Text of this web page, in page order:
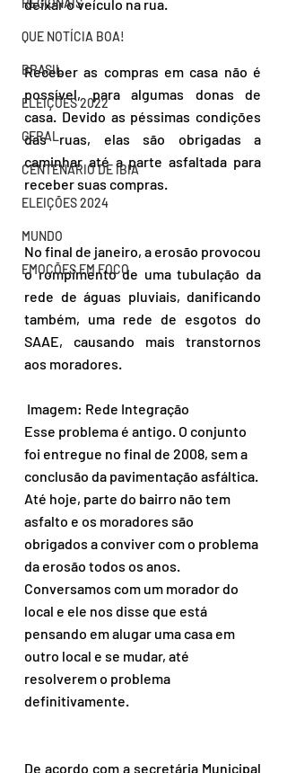
REGIONAIS
QUE NOTÍCIA BOA!
BRASIL
ELEIÇÕES 2022
GERAL
CENTENÁRIO DE IBIÁ
ELEIÇÕES 2024
MUNDO
EMOÇÕES EM FOCO
deixar o veículo na rua.
Receber as compras em casa não é
possível, para algumas donas de
casa. Devido as péssimas condições
das ruas, elas são obrigadas a
caminhar até a parte asfaltada para
receber suas compras.
No final de janeiro, a erosão provocou
o rompimento de uma tubulação da
rede de águas pluviais, danificando
também, uma rede de esgotos do
SAAE, causando mais transtornos
aos moradores.
Imagem: Rede Integração
Esse problema é antigo. O conjunto
foi entregue no final de 2008, sem a
conclusão da pavimentação asfáltica.
Até hoje, parte do bairro não tem
asfalto e os moradores são
obrigados a conviver com o problema
da erosão todos os anos.
Conversamos com um morador do
local e ele nos disse que está
pensando em alugar uma casa em
outro local e se mudar, até
resolverem o problema
definitivamente.
De acordo com a secretária Municipal